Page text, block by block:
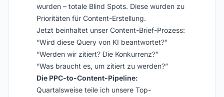
wurden – totale Blind Spots. Diese wurden zu
Prioritäten für Content-Erstellung.
Jetzt beinhaltet unser Content-Brief-Prozess:
“Wird diese Query von KI beantwortet?”
“Werden wir zitiert? Die Konkurrenz?”
“Was braucht es, um zitiert zu werden?”
Die PPC-to-Content-Pipeline:
Quartalsweise teile ich unsere Top-